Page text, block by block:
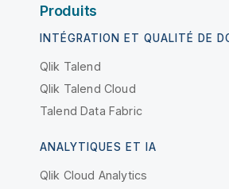
Produits
INTÉGRATION ET QUALITÉ DE
Qlik Talend
Qlik Talend Cloud
Talend Data Fabric
ANALYTIQUES ET IA
Qlik Cloud Analytics